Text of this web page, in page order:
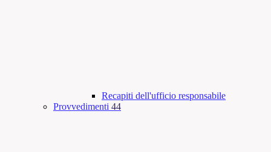
Recapiti dell'ufficio responsabile
Provvedimenti 44